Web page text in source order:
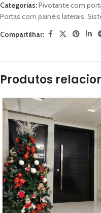
Categorias:Pivotante com
Portas com painéis laterais,
Compartilhar:
Produtos